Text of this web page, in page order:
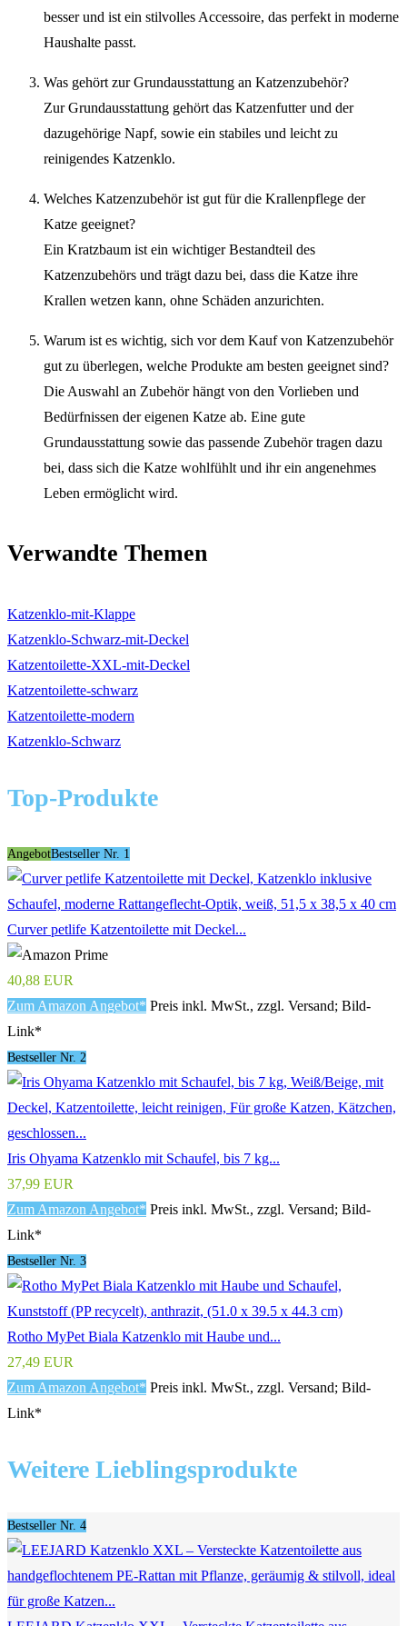
besser und ist ein stilvolles Accessoire, das perfekt in moderne
Haushalte passt.
Was gehört zur Grundausstattung an Katzenzubehör?
Zur Grundausstattung gehört das Katzenfutter und der
dazugehörige Napf, sowie ein stabiles und leicht zu
reinigendes Katzenklo.
Welches Katzenzubehör ist gut für die Krallenpflege der
Katze geeignet?
Ein Kratzbaum ist ein wichtiger Bestandteil des
Katzenzubehörs und trägt dazu bei, dass die Katze ihre
Krallen wetzen kann, ohne Schäden anzurichten.
Warum ist es wichtig, sich vor dem Kauf von Katzenzubehör
gut zu überlegen, welche Produkte am besten geeignet sind?
Die Auswahl an Zubehör hängt von den Vorlieben und
Bedürfnissen der eigenen Katze ab. Eine gute
Grundausstattung sowie das passende Zubehör tragen dazu
bei, dass sich die Katze wohlfühlt und ihr ein angenehmes
Leben ermöglicht wird.
Verwandte Themen
Katzenklo-mit-Klappe
Katzenklo-Schwarz-mit-Deckel
Katzentoilette-XXL-mit-Deckel
Katzentoilette-schwarz
Katzentoilette-modern
Katzenklo-Schwarz
Top-Produkte
AngebotBestseller Nr. 1
Curver petlife Katzentoilette mit Deckel...
40,88 EUR
Zum Amazon Angebot* Preis inkl. MwSt., zzgl. Versand; Bild-
Link*
Bestseller Nr. 2
Iris Ohyama Katzenklo mit Schaufel, bis 7 kg...
37,99 EUR
Zum Amazon Angebot* Preis inkl. MwSt., zzgl. Versand; Bild-
Link*
Bestseller Nr. 3
Rotho MyPet Biala Katzenklo mit Haube und...
27,49 EUR
Zum Amazon Angebot* Preis inkl. MwSt., zzgl. Versand; Bild-
Link*
Weitere Lieblingsprodukte
Bestseller Nr. 4